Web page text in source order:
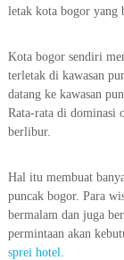
letak kota bogor yang
Kota bogor sendiri
terletak di kawasan
datang ke kawasan
Rata-rata di dominasi
berlibur.
Hal itu membuat
puncak bogor. Para
bermalam dan juga
permintaan akan
sprei hotel